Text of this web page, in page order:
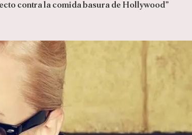
contra la comida basura de Hollywood”